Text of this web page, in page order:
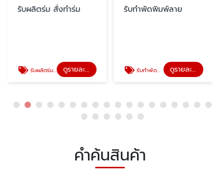
รับผลิตร่ม สั่งทำร่ม
รับผลิตร่ม สั่งทำร่ม ดูรายละเอียด
รับทำพัดพิมพ์ลาย
รับทำพัดพิมพ์ลาย ดูรายละเอียด
คำค้นสินค้า